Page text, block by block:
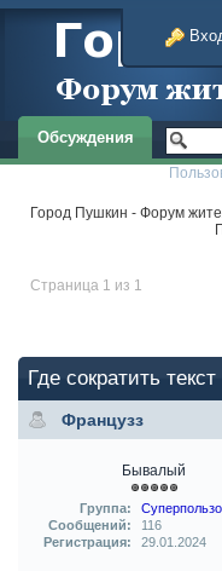
Обсуждения
Город Пушкин - Форум
Страница 1 из 1
Где сократить
Французз
Бывалый
Группа:
Сообщений:
116
Регистрация:
29.01.2024